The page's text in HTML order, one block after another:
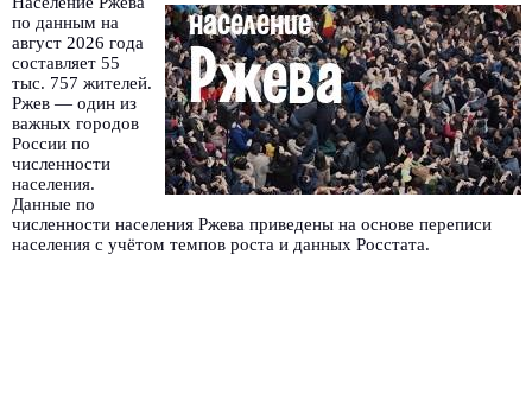
по данным на
август 2026 года
составляет 55
тыс. 757 жителей.
Ржев — один из
важных городов
России по
численности
населения.
Данные по
численности населения Ржева приведены на основе переписи
населения с учётом темпов роста и данных Росстата.